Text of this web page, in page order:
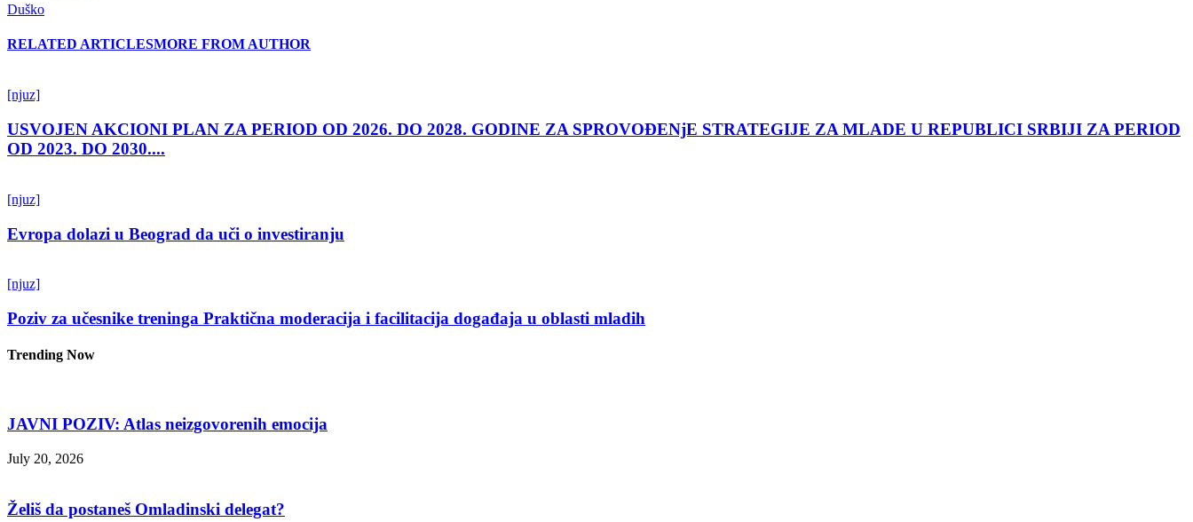
Duško
RELATED ARTICLESMORE FROM AUTHOR
[njuz]
USVOJEN AKCIONI PLAN ZA PERIOD OD 2026. DO 2028. GODINE ZA SPROVOĐENjE STRATEGIJE ZA MLADE U REPUBLICI SRBIJI ZA PERIOD
OD 2023. DO 2030....
[njuz]
Evropa dolazi u Beograd da uči o investiranju
[njuz]
Poziv za učesnike treninga Praktična moderacija i facilitacija događaja u oblasti mladih
Trending Now
JAVNI POZIV: Atlas neizgovorenih emocija
July 20, 2026
Želiš da postaneš Omladinski delegat?